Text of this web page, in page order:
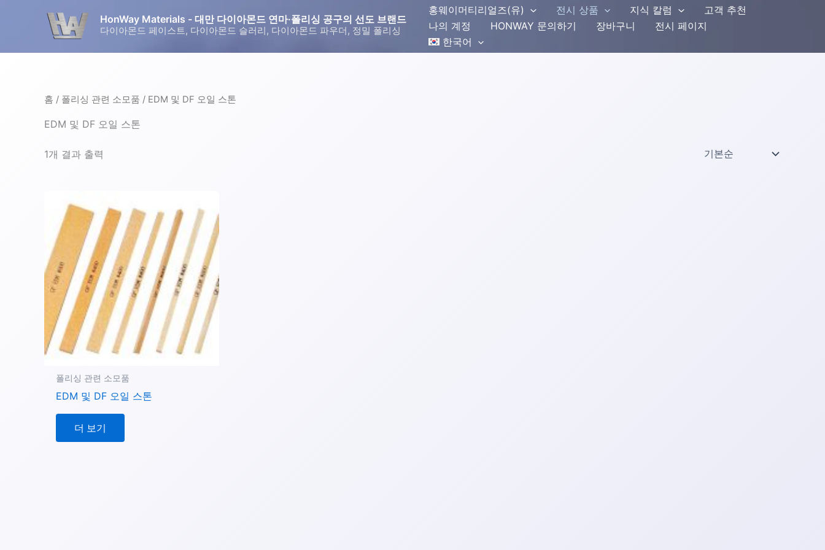
로
HonWay Materials - 대만 다이아몬드 연마·폴리싱 공구의 선도 브랜드
다이아몬드 페이스트, 다이아몬드 슬러리, 다이아몬드 파우더, 정밀 폴리싱
홍웨이머티리얼즈(유) 전시 상품 지식 칼럼
고객 추천
나의 계정
HONWAY 문의하기 장바구니
전시 페이지
한국어
홈 / 폴리싱 관련 소모품 / EDM 및 DF 오일 스톤
EDM 및 DF 오일 스톤
1개 결과 출력
폴리싱 관련 소모품
EDM 및 DF 오일 스톤
더 보기